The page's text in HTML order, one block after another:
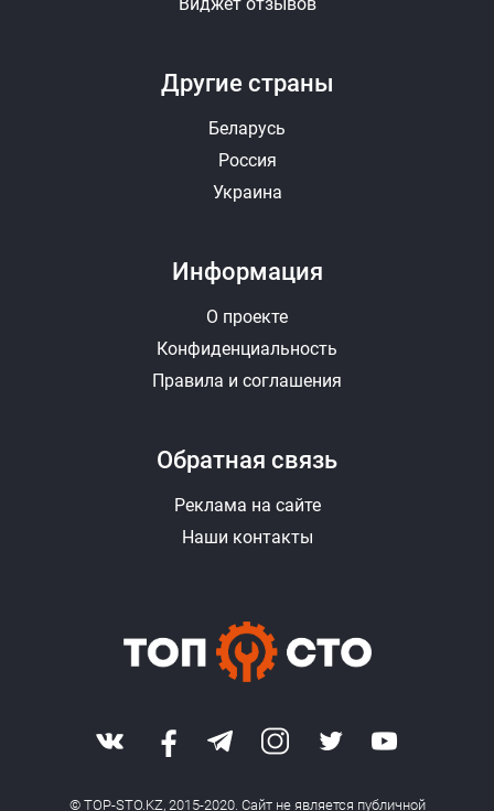
Другие страны
Беларусь
Россия
Украина
Информация
О проекте
Конфиденциальность
Правила и соглашения
Обратная связь
Реклама на сайте
Наши контакты
© TOP-STO.KZ, 2015-2020. Сайт не является публичной